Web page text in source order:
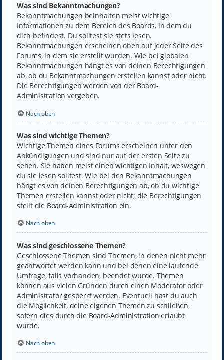
Was sind Bekanntmachungen?
Bekanntmachungen beinhalten meist wichtige
Informationen zu dem Bereich des Boards, in dem du
dich befindest. Du solltest sie stets lesen.
Bekanntmachungen erscheinen oben auf jeder Seite des
Forums, in dem sie erstellt wurden. Wie bei globalen
Bekanntmachungen hängt es von deinen Berechtigungen
ab, ob du Bekanntmachungen erstellen kannst oder nicht.
Die Berechtigungen werden von der Board-
Administration vergeben.
Nach oben
Was sind wichtige Themen?
Wichtige Themen eines Forums erscheinen unter den
Ankündigungen und sind nur auf der ersten Seite zu
sehen. Sie haben meist einen wichtigen Inhalt, weswegen
du sie lesen solltest. Wie bei den Bekanntmachungen
hängt es von deinen Berechtigungen ab, ob du wichtige
Themen erstellen kannst oder nicht; die Berechtigungen
stellt die Board-Administration ein.
Nach oben
Was sind geschlossene Themen?
Geschlossene Themen sind Themen, in denen nicht mehr
geantwortet werden kann und bei denen eine laufende
Umfrage, falls vorhanden, beendet wurde. Themen
können aus vielen Gründen durch einen Moderator oder
Administrator gesperrt werden. Eventuell hast du auch
die Möglichkeit, deine eigenen Themen zu schließen,
sofern dies durch die Board-Administration erlaubt
wurde.
Nach oben